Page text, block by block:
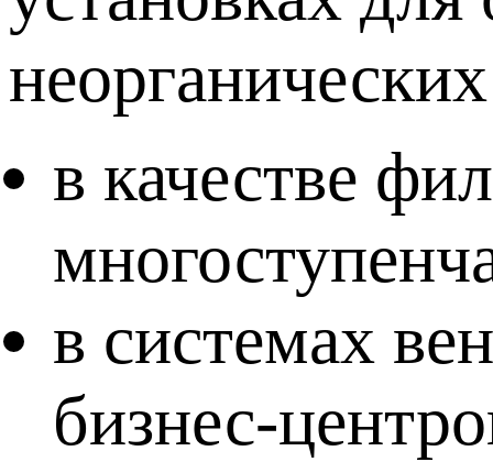
в качестве
в системах
бизнес-